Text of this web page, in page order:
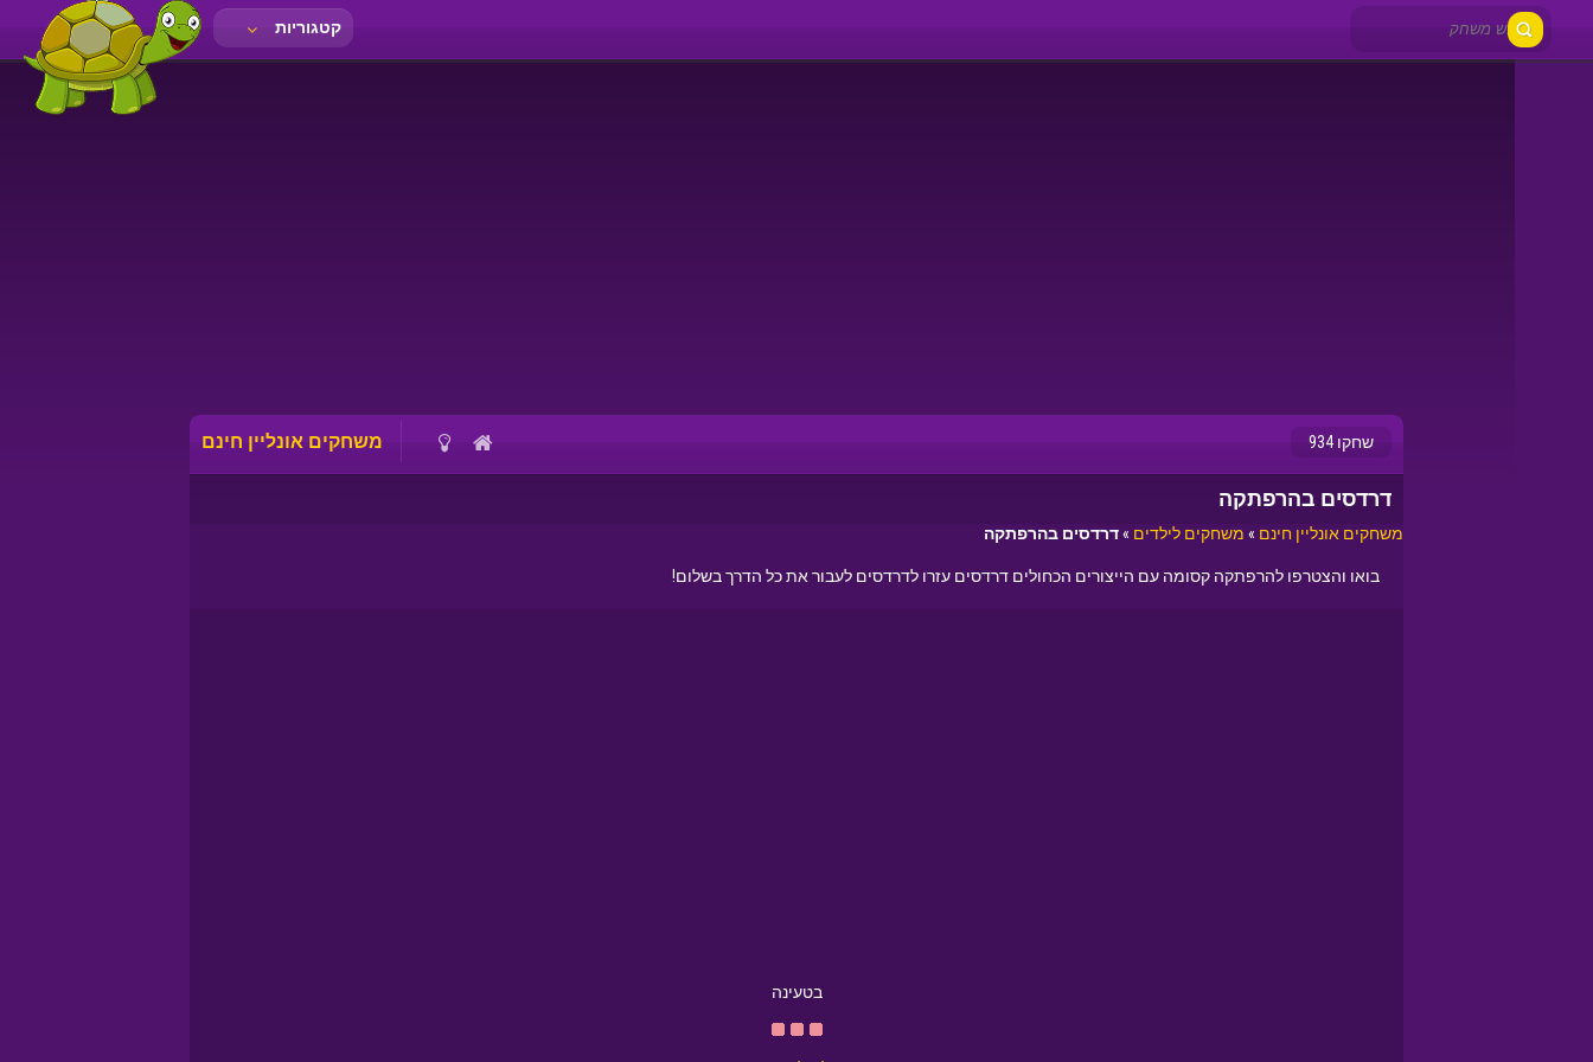
קטגוריות
משחקים אונליין חינם שחקו 934
דרדסים בהרפתקה
משחקים אונליין חינם » משחקים לילדים »דרדסים בהרפתקה
בואו והצטרפו להרפתקה קסומה עם הייצורים הכחולים דרדסים עזרו לדרדסים לעבור את כל הדרך בשלום!
בטעינה